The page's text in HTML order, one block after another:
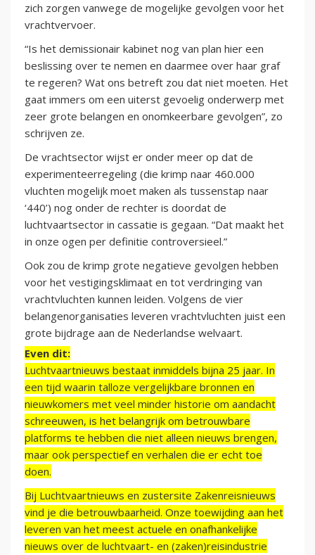
zich zorgen vanwege de mogelijke gevolgen voor het
vrachtvervoer.
“Is het demissionair kabinet nog van plan hier een
beslissing over te nemen en daarmee over haar graf
te regeren? Wat ons betreft zou dat niet moeten. Het
gaat immers om een uiterst gevoelig onderwerp met
zeer grote belangen en onomkeerbare gevolgen”, zo
schrijven ze.
De vrachtsector wijst er onder meer op dat de
experimenteerregeling (die krimp naar 460.000
vluchten mogelijk moet maken als tussenstap naar
‘440’) nog onder de rechter is doordat de
luchtvaartsector in cassatie is gegaan. “Dat maakt het
in onze ogen per definitie controversieel.”
Ook zou de krimp grote negatieve gevolgen hebben
voor het vestigingsklimaat en tot verdringing van
vrachtvluchten kunnen leiden. Volgens de vier
belangenorganisaties leveren vrachtvluchten juist een
grote bijdrage aan de Nederlandse welvaart.
Even dit:
Luchtvaartnieuws bestaat inmiddels bijna 25 jaar. In
een tijd waarin talloze vergelijkbare bronnen en
nieuwkomers met veel minder historie om aandacht
schreeuwen, is het belangrijk om betrouwbare
platforms te hebben die niet alleen nieuws brengen,
maar ook perspectief en verhalen die er echt toe
doen.
Bij Luchtvaartnieuws en zustersite Zakenreisnieuws
vind je die betrouwbaarheid. Onze toewijding aan het
leveren van het meest actuele en onafhankelijke
nieuws over de luchtvaart- en (zaken)reisindustrie